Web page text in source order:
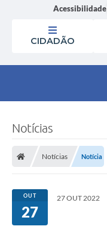
Acessibilidade
CIDADÃO
Notícias
Notícias Notícia
OUT
27
27 OUT 2022